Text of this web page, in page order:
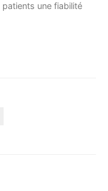
une fiabilité